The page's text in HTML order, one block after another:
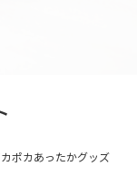
ポカあったかグッズ